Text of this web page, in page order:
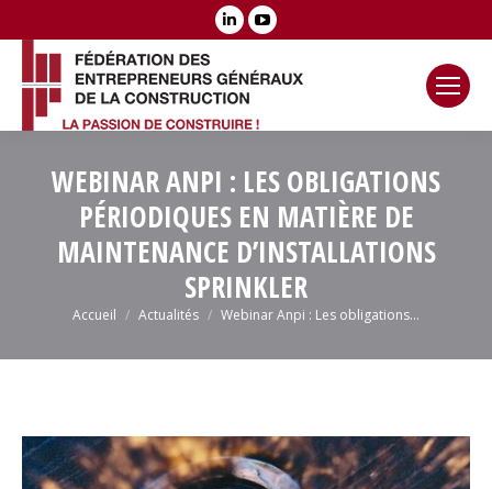
LinkedIn
opens
in
new
YouTube
opens
new
WEBINAR ANPI : LES OBLIGATIONS
PÉRIODIQUES EN MATIÈRE DE
MAINTENANCE D’INSTALLATIONS
SPRINKLER
Vous êtes ici :
Accueil Actualités Webinar Anpi : Les obligations…